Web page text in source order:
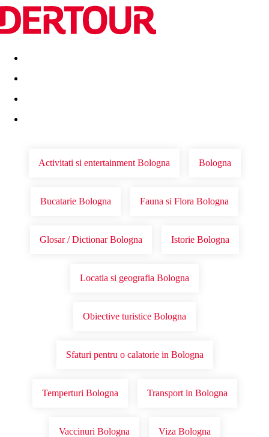
Destinatii Vacanta perfecta OFERTE DE NERATAT
Activitati si entertainment Bologna Bologna
Bucatarie Bologna Fauna si Flora Bologna
Glosar / Dictionar Bologna Istorie Bologna
Locatia si geografia Bologna
Obiective turistice Bologna
Sfaturi pentru o calatorie in Bologna
Temperturi Bologna Transport in Bologna
Vaccinuri Bologna Viza Bologna